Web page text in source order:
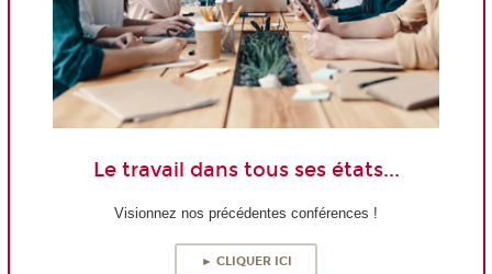
Le travail dans tous ses états...
Visionnez nos précédentes conférences !
► CLIQUER ICI